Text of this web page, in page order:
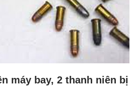
máy bay, 2 thanh niên bị